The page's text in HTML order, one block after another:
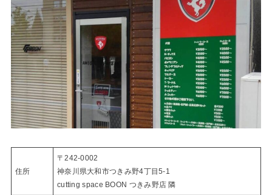
住所
〒242-0002
神奈川県大和市つきみ野4丁目5-1
cutting space BOON つきみ野店 隣